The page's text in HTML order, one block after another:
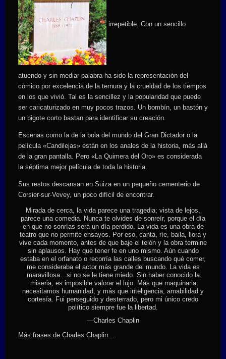
irrepetible. Con un sencillo
atuendo y sin mediar palabra ha sido la representación del
cómico por excelencia de la ternura y la crueldad de los tiempos
en los que vivió. Tal es la sencillez y la popularidad que puede
ser caricaturizado en muy pocos trazos. Un bombín, un bastón y
un bigote corto bastan para identificar su creación.
Escenas como la de la bola del mundo del Gran Dictador o la
película «Candilejas» están en los anales de la historia, más allá
de la gran pantalla. Pero «La Quimera del Oro» es considerada
la séptima mejor película de toda la historia.
Sus restos descansan en Suiza en un pequeño cementerio de
Corsier-sur-Vevey, un poco difícil de encontrar.
Mirada de cerca, la vida parece una tragedia; vista de lejos,
parece una comedia. Nunca te olvides de sonreír, porque el día
en que no sonrías será un día perdido. La vida es una obra de
teatro que no permite ensayos. Por eso, canta, ríe, baila, llora y
vive cada momento, antes de que baje el telón y la obra termine
sin aplausos. Hay que tener fe en uno mismo. Aún cuando
estaba en el orfanato o recorría las calles buscando qué comer,
me consideraba el actor más grande del mundo. La vida es
maravillosa…si no se le tiene miedo. Sin haber conocido la
miseria, es imposible valorar el lujo. Más que maquinaria
necesitamos humanidad, y más que inteligencia, amabilidad y
cortesía. Fui perseguido y desterrado, pero mi único credo
político siempre fue la libertad.
—Charles Chaplin
Más frases de Charles Chaplin…